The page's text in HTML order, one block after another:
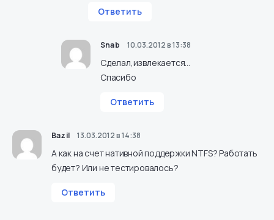
Ответить
Snab 10.03.2012 в 13:38
Сделал,извлекается…
Спасибо
Ответить
Bazil 13.03.2012 в 14:38
А как на счет нативной поддержки NTFS? Работать
будет? Или не тестировалось?
Ответить